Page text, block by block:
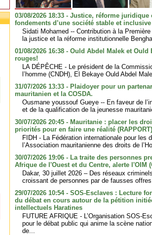
03/08/2026 18:33 - Justice, réforme
fondements d’une société stable et inclusive
Sidati Mohamed -- Contribution à la
la justice et la réforme institutionnelle
01/08/2026 16:38 - Ould Abdel Malek et
rouges!
LA DÉPÊCHE - Le président de la
l’homme (CNDH), El Bekaye Ould Abdel
31/07/2026 13:33 - Plaidoyer pour un
mauritanien et la COSDA.
Ousmane youssouf Gueye -- En faveur de
et de la qualification de la jeunesse
30/07/2026 20:45 - Mauritanie : placer les
priorités pour en faire une réalité (RAPPORT)
FIDH - La Fédération internationale pour les
l’Association mauritanienne des droits de
30/07/2026 19:06 - La traite des personnes
Afrique de l'Ouest et du Centre, alerte l'OIM
Dakar, 30 juillet 2026 – Des réseaux
croissant de personnes par de fausses
29/07/2026 10:54 - SOS-Esclaves : Lecture
du débat en cours autour de la pétition
intellectuels Haratines
FUTURE AFRIQUE - L’Organisation SOS-
pour le débat public qui anime la scène
de...